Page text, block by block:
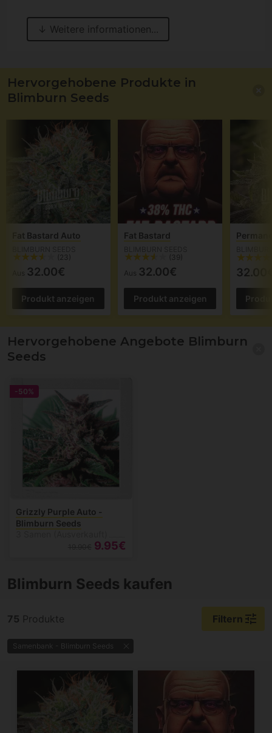
Hervorgehobene Produkte in
Blimburn Seeds
Fat Bastard Auto
(23)
32.00€
Produkt anzeigen
Fat Bastard
(39)
Aus 32.00€
Produkt anzeigen
Hervorgehobene Angebote Blimburn
Seeds
-50%
Grizzly Purple Auto -
Blimburn Seeds
9.95€
Blimburn Seeds kaufen
75 Produkte Filtern tune
Samenbank - Blimburn Seeds